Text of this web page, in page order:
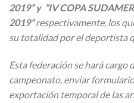
2019” y “IV COPA
2019”respectivamente, los
su totalidad por el deportista
Esta federación se hará cargo
campeonato, enviar
exportación temporal de las